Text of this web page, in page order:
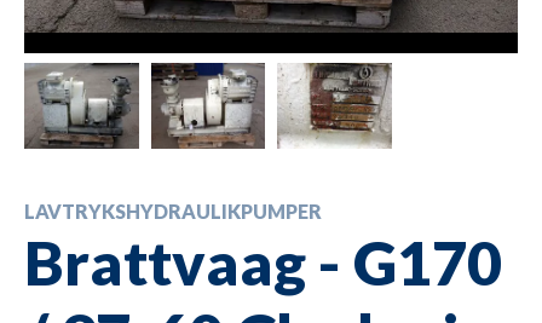
LAVTRYKSHYDRAULIKPUMPER
Brattvaag - G170